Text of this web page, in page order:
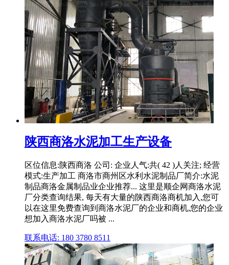
陕西商洛水泥加工生产设备
区位信息:陕西商洛 公司: 企业人气:共( 42 )人关注; 经营
模式:生产加工 商洛市商州区水利水泥制品厂简介:水泥
制品商洛金属制品业企业推荐... 这里是顺企网商洛水泥
厂分类查询结果, 每天有大量的陕西商洛商机加入,您可
以在这里免费查询到商洛水泥厂的企业和商机,您的企业
想加入商洛水泥厂吗被 ...
联系电话: 180 3780 8511